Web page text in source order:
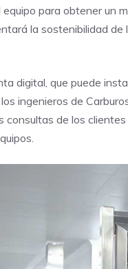
para obtener un
la sostenibilidad
digital, que puede
ingenieros de
consultas de los